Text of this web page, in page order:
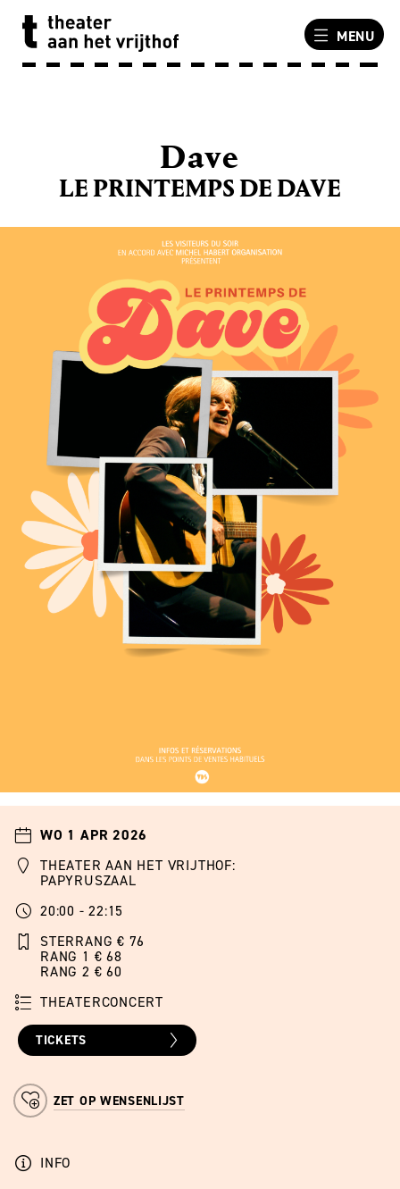
MENU
LE PRINTEMPS DE DAVE
Dave
WO 1 APR 2026
THEATER AAN HET VRIJTHOF:
PAPYRUSZAAL
20:00 - 22:15
STERRANG € 76
RANG 1 € 68
RANG 2 € 60
THEATERCONCERT
TICKETS
ZET OP WENSENLIJST
INFO